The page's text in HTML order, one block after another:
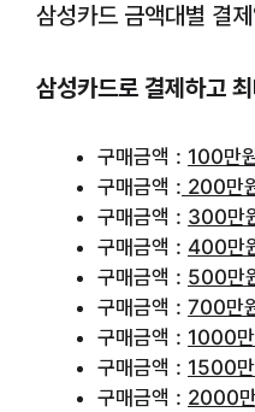
삼성카드 금액대별 결
삼성카드로 결제하고
구매금액 : 100만
구매금액 : 200만
구매금액 : 300만
구매금액 : 400만
구매금액 : 500만
구매금액 : 700만
구매금액 : 1000
구매금액 : 1500
구매금액 : 2000